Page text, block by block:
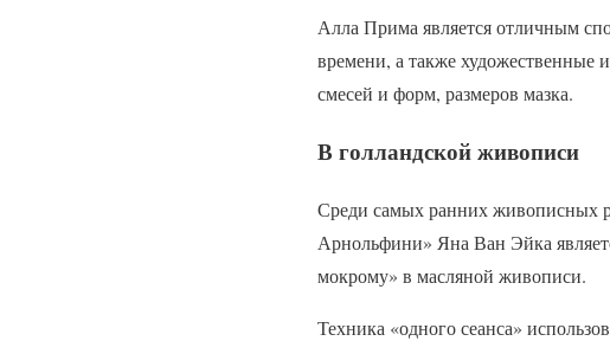
Алла Прима является отличным
времени, а также
смесей и форм, размеров мазка.
В голландской живописи
Среди самых ранних живописных
Арнольфини» Яна Ван Эйка
мокрому» в масляной живописи.
Техника «одного сеанса»